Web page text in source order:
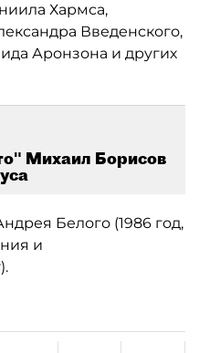
Хармса,
Введенского,
Аронзона и других
Михаил Борисов
Белого (1986 год,
и